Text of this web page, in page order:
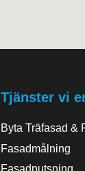
Tjänster vi
Byta Träfasad &
Fasadmålning